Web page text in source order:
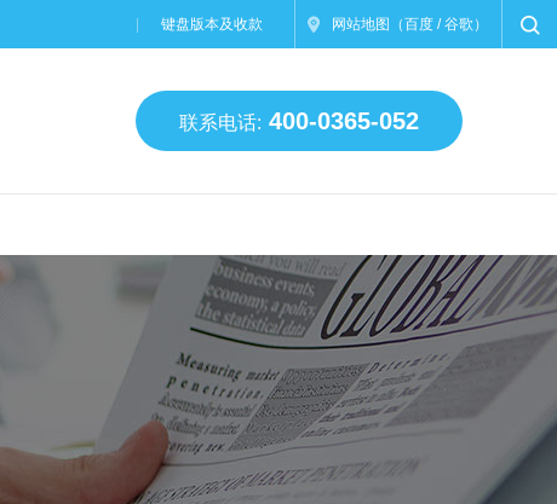
网站地图 （百度 /谷歌 ）
键盘版本及收款
联系电话: 400-0365-052